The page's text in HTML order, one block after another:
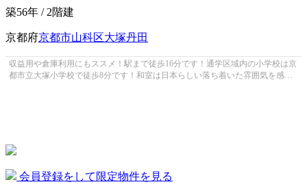
築56年 / 2階建
京都府京都市山科区大塚丹田
収益用や倉庫利用にもススメ！駅まで徒歩16分です！通学区域内の小学校は京
都市立大塚小学校で徒歩8分です！和室は日本らしい落ち着いた雰囲気を感じ
会員登録をして限定物件を見る